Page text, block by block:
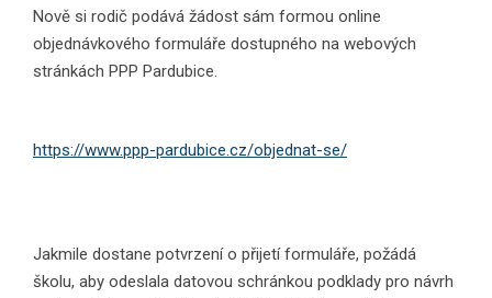
Nově si rodič podává žádost sám formou online
objednávkového formuláře dostupného na webových
stránkách PPP Pardubice.
https://www.ppp-pardubice.cz/objednat-se/
Jakmile dostane potvrzení o přijetí formuláře, požádá
školu, aby odeslala datovou schránkou podklady pro návrh